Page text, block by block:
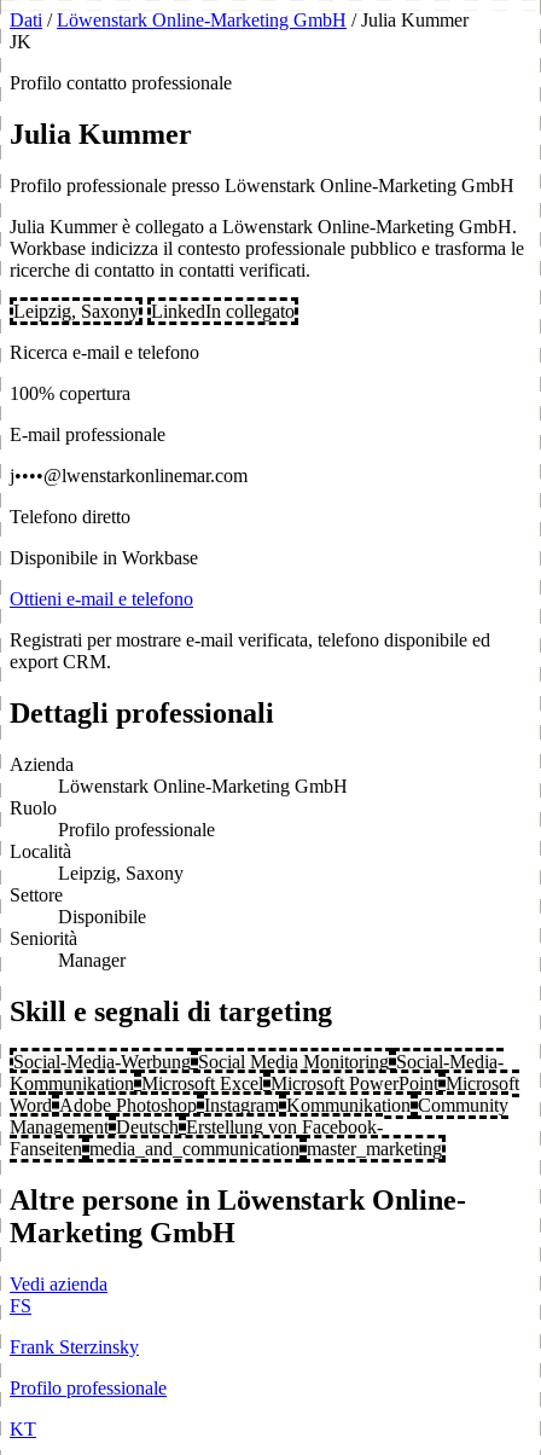
Dati / Löwenstark Online-Marketing GmbH / Julia Kummer
JK
Profilo contatto professionale
Julia Kummer
Profilo professionale presso Löwenstark Online-Marketing GmbH
Julia Kummer è collegato a Löwenstark Online-Marketing GmbH.
Workbase indicizza il contesto professionale pubblico e trasforma le
ricerche di contatto in contatti verificati.
Leipzig, Saxony LinkedIn collegato
Ricerca e-mail e telefono
100% copertura
E-mail professionale
j••••@lwenstarkonlinemar.com
Telefono diretto
Disponibile in Workbase
Ottieni e-mail e telefono
Registrati per mostrare e-mail verificata, telefono disponibile ed
export CRM.
Dettagli professionali
Azienda
Löwenstark Online-Marketing GmbH
Ruolo
Profilo professionale
Località
Leipzig, Saxony
Settore
Disponibile
Seniorità
Manager
Skill e segnali di targeting
Social-Media-Werbung Social Media Monitoring Social-Media-
Kommunikation Microsoft Excel Microsoft PowerPoint Microsoft
Word Adobe Photoshop Instagram Kommunikation Community
Management Deutsch Erstellung von Facebook-
Fanseiten media_and_communication master_marketing
Altre persone in Löwenstark Online-
Marketing GmbH
Vedi azienda
FS
Frank Sterzinsky
Profilo professionale
KT